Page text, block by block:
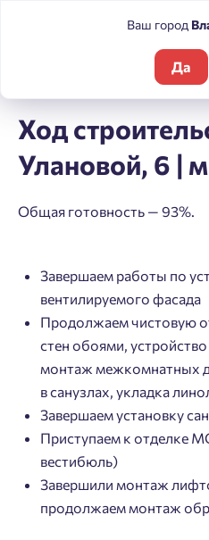
Ход
Ход
Улановой, 6 |
Общая готовность — 93%.
Завершаем работы по
вентилируемого фасада
Продолжаем чистовую
стен обоями,
монтаж межкомнатных
в санузлах, укладка
Завершаем установку
Приступаем к отделке
вестибюль)
Завершили монтаж
продолжаем монтаж
Ваш город
Да